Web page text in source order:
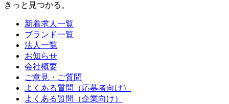
きっと見つかる。
新着求人一覧
ブランド一覧
法人一覧
お知らせ
会社概要
ご意見・ご質問
よくある質問（応募者向け）
よくある質問（企業向け）